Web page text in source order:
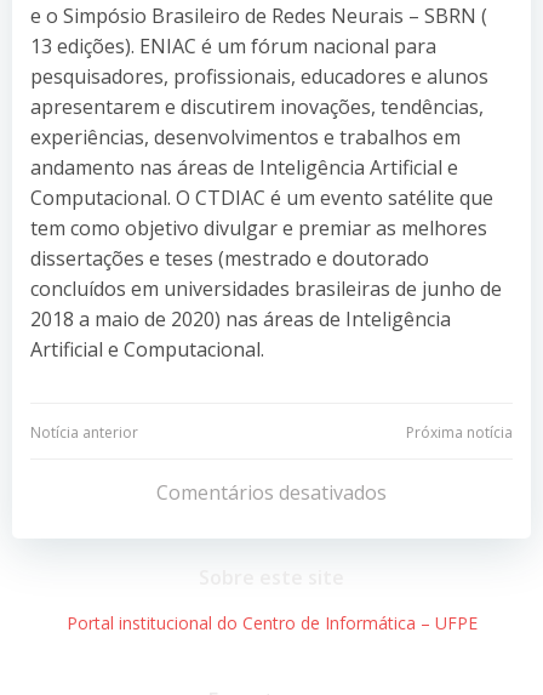
e o Simpósio Brasileiro de Redes Neurais – SBRN (
13 edições). ENIAC é um fórum nacional para
pesquisadores, profissionais, educadores e alunos
apresentarem e discutirem inovações, tendências,
experiências, desenvolvimentos e trabalhos em
andamento nas áreas de Inteligência Artificial e
Computacional. O CTDIAC é um evento satélite que
tem como objetivo divulgar e premiar as melhores
dissertações e teses (mestrado e doutorado
concluídos em universidades brasileiras de junho de
2018 a maio de 2020) nas áreas de Inteligência
Artificial e Computacional.
Navegação
Post
Notícia anterior
Navegação
de
Post
Próxima notícia
Comentários desativados
Portal institucional do Centro de Informática – UFPE